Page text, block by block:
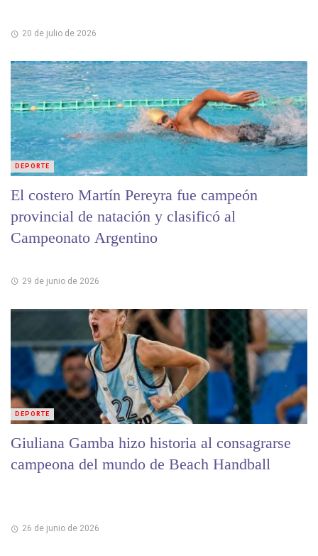
20 de julio de 2026
El costero Martín Pereyra fue campeón
provincial de natación y clasificó al
Campeonato Argentino
29 de junio de 2026
DEPORTE
Giuliana Gamba hizo historia al consagrarse
campeona del mundo de Beach Handball
26 de junio de 2026
DEPORTE